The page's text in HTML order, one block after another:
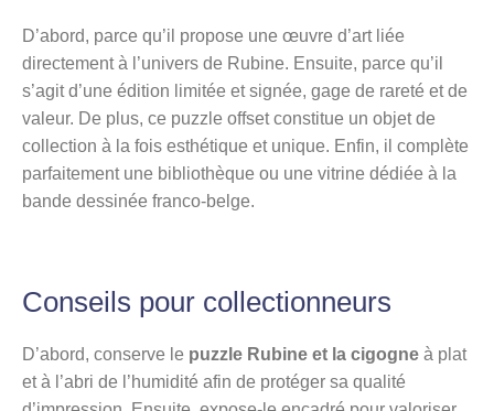
D’abord, parce qu’il propose une œuvre d’art liée
directement à l’univers de Rubine. Ensuite, parce qu’il
s’agit d’une édition limitée et signée, gage de rareté et de
valeur. De plus, ce puzzle offset constitue un objet de
collection à la fois esthétique et unique. Enfin, il complète
parfaitement une bibliothèque ou une vitrine dédiée à la
bande dessinée franco-belge.
Conseils pour collectionneurs
D’abord, conserve le puzzle Rubine et la cigogne à plat
et à l’abri de l’humidité afin de protéger sa qualité